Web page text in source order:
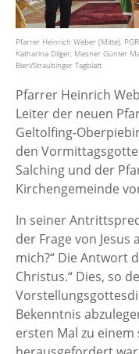
Pfarrer Heinrich Weber (Mitte),
Katharina Dilger, Mesner Günter
Bierl/Straubinger Tagblatt
Pfarrer Heinrich
Leiter der neuen
Geltolfing-
den
Salching und der
Kirchengemeinde
In seiner
der Frage von Jesus
mich?“ Die Antwort
Christus.“ Dies, so
Bekenntnis
ersten Mal zu